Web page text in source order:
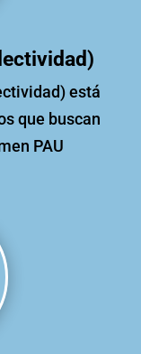
está
que buscan
PAU